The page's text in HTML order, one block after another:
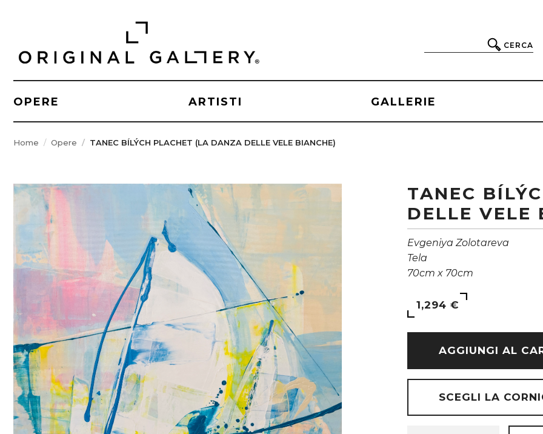
CERCA
OPERE ARTISTI GALLERIE
Home Opere TANEC BÍLÝCH PLACHET (LA DANZA DELLE VELE BIANCHE)
TANEC
DELLE VELE
Evgeniya Zolotareva
Tela
70cm x 70cm
1,294 €
AGGIUNGI AL
SCEGLI LA